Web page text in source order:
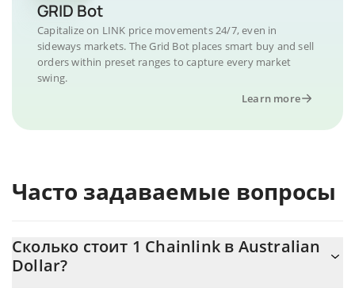
GRID Bot
Capitalize on LINK price movements 24/7, even in
sideways markets. The Grid Bot places smart buy and sell
orders within preset ranges to capture every market
swing.
Learn more
Часто задаваемые вопросы
Сколько стоит 1 Chainlink в Australian
Dollar?